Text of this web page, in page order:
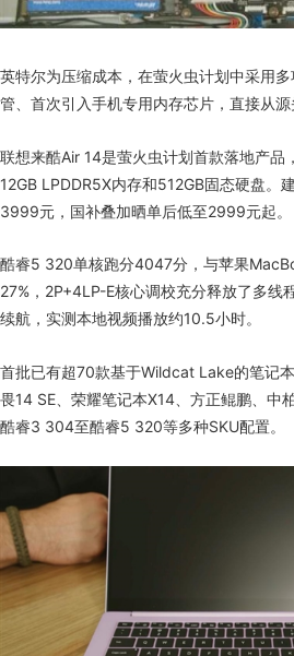
英特尔为压缩成本，在萤火虫计划中采用
管、首次引入手机专用内存芯片，直接从源
联想来酷Air 14是萤火虫计划首款落地产品
12GB LPDDR5X内存和512GB固态硬盘。
3999元，国补叠加晒单后低至2999元起。
酷睿5 320单核跑分4047分，与苹果
27%，2P+4LP-E核心调校充分释放了多线
续航，实测本地视频播放约10.5小时。
首批已有超70款基于Wildcat Lake的笔记
畏14 SE、荣耀笔记本X14、方正鲲鹏、中
酷睿3 304至酷睿5 320等多种SKU配置。